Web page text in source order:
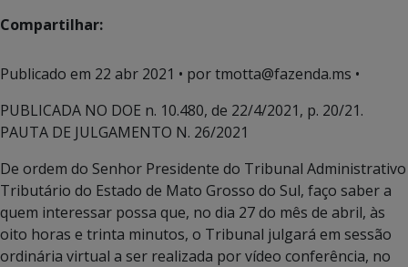
Compartilhar:
Publicado em 22 abr 2021 • por tmotta@fazenda.ms •
PUBLICADA NO DOE n. 10.480, de 22/4/2021, p. 20/21.
PAUTA DE JULGAMENTO N. 26/2021
De ordem do Senhor Presidente do Tribunal Administrativo
Tributário do Estado de Mato Grosso do Sul, faço saber a
quem interessar possa que, no dia 27 do mês de abril, às
oito horas e trinta minutos, o Tribunal julgará em sessão
ordinária virtual a ser realizada por vídeo conferência, no